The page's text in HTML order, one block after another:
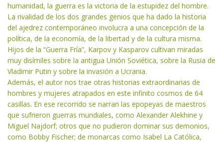
humanidad, la guerra es la victoria de la estupidez del hombre.
La rivalidad de los dos grandes genios que ha dado la historia
del ajedrez contemporáneo involucra a una concepción de la
política, de la economía, de la libertad y de la cultura misma.
Hijos de la “Guerra Fría”, Karpov y Kasparov cultivan miradas
muy disímiles sobre la antigua Unión Soviética, sobre la Rusia de
Vladimir Putin y sobre la invasión a Ucrania.
Además, el autor nos trae otras historias extraordinarias de
hombres y mujeres atrapados en este infinito cosmos de 64
casillas. En ese recorrido se narran las epopeyas de maestros
que sufrieron guerras mundiales, como Alexander Alekhine y
Miguel Najdorf; otros que no pudieron dominar sus demonios,
como Bobby Fischer; de monarcas como Isabel La Católica,